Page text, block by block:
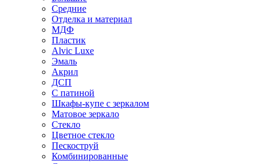
Средние
Отделка и материал
МДФ
Пластик
Alvic Luxe
Эмаль
Акрил
ДСП
С патиной
Шкафы-купе с зеркалом
Матовое зеркало
Стекло
Цветное стекло
Пескоструй
Комбинированные